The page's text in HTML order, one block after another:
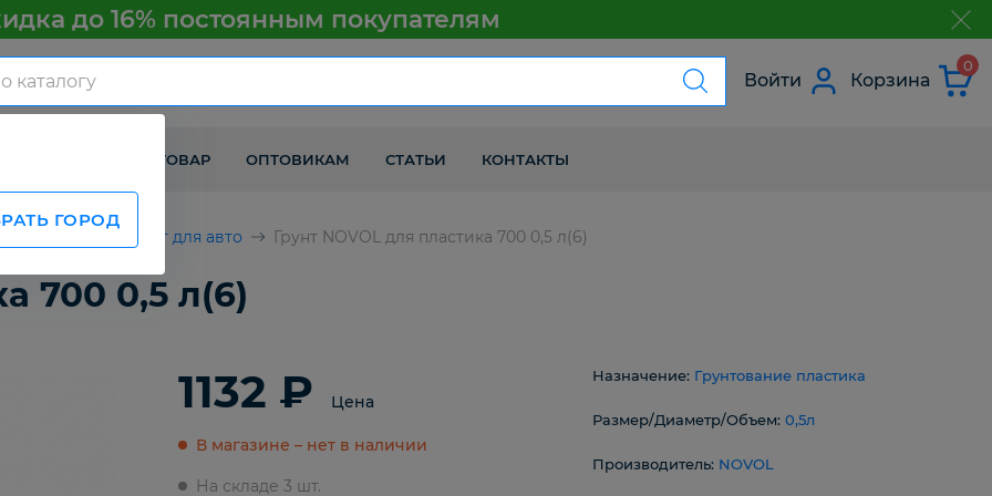
до 16% постоянным покупателям
ГОРОД
Войти Корзина
0
КАК ПОЛУЧИТЬ ТОВАР ОПТОВИКАМ СТАТЬИ КОНТАКТЫ
Грунт для авто Грунт NOVOL для пластика 700 0,5 л(6)
700 0,5 л(6)
1132 ₽ Цена
В магазине – нет в наличии
На складе 3 шт.
Назначение: Грунтование пластика
Размер/Диаметр/Объем: 0,5л
Производитель: NOVOL